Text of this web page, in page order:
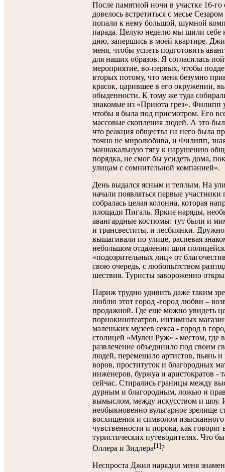
После памятной ночи в участке 16-го
довелось встретиться с месье
попали к нему большой, шумной
парада. Целую неделю мы шили себе
дню, запершись в моей квартире.
меня, чтобы успеть подготовить
для наших образов. Я согласилась
мероприятие, во-первых, чтобы
вторых потому, что меня безумно
красок, царившее в его окружении,
обыденности. К тому же туда
знакомые из «Приюта грез». Филипп
чтобы я была под присмотром. Его
массовые скопления людей. А это
что реакция общества на него была
точно не миролюбива, и Филипп,
маниакальную тягу к нарушению
порядка, не смог бы усидеть дома,
улицам с сомнительной компанией».
День выдался ясным и теплым. На
начали появляться первые участники
собралась целая колонна, которая
площади Пигаль. Яркие наряды,
авангардные костюмы: тут были и
и трансвеститы, и лесбиянки.
вышагивали по улице, распевая
небольшом отдалении шли
«подозрительных лиц» от
свою очередь, с любопытством
шествия. Туристы завороженно
Париж трудно удивить даже таким
люблю этот город -город любви –
продажной. Где еще можно увидеть
порнокинотеатров, интимных
маленьких музеев секса - город в
столицей «Мулен Руж» - местом, где
развлечение объединило под своим
людей, перемешало артистов, пьянь и
воров, проституток и благородных
инженеров, буржуа и аристократов -
сейчас. Стирались границы между
дурным и благородным, ложью и
вымыслом, между искусством и шоу.
необыкновенно вульгарное зрелище
восхищения и символом
чувственности и порока, как говорят
туристических путеводителях. Что
Оллера и Зидлера[1]?
Неспроста Джил нарядил меня